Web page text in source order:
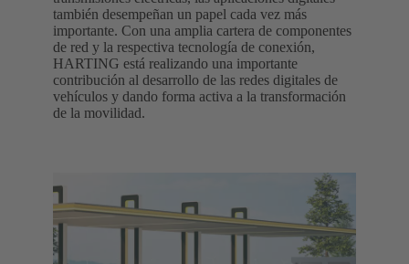
también desempeñan un papel cada vez más
importante. Con una amplia cartera de componentes
de red y la respectiva tecnología de conexión,
HARTING está realizando una importante
contribución al desarrollo de las redes digitales de
vehículos y dando forma activa a la transformación
de la movilidad.